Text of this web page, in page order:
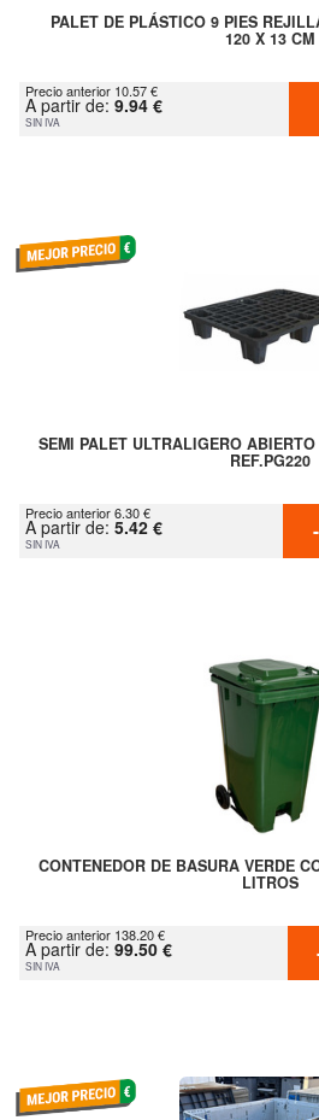
PALET DE PLÁSTICO 9 PIES
120 X 13 CM
Precio anterior 10.57 €
A partir de: 9.94 €
SIN IVA
SEMI PALET ULTRALIGERO
REF.PG220
Precio anterior 6.30 €
A partir de: 5.42 €
SIN IVA
CONTENEDOR DE BASURA VERDE
LITROS
Precio anterior 138.20 €
A partir de: 99.50 €
SIN IVA